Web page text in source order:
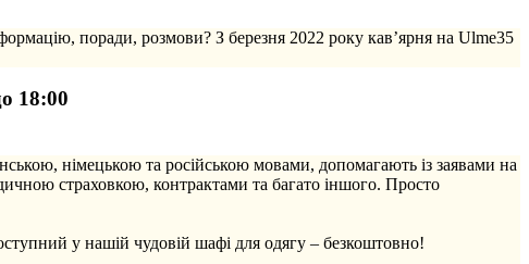
поради, розмови? З березня 2022 року кав’ярня на Ulme35
18:00
німецькою та російською мовами, допомагають із заявами на
страховкою, контрактами та багато іншого. Просто
у нашій чудовій шафі для одягу – безкоштовно!